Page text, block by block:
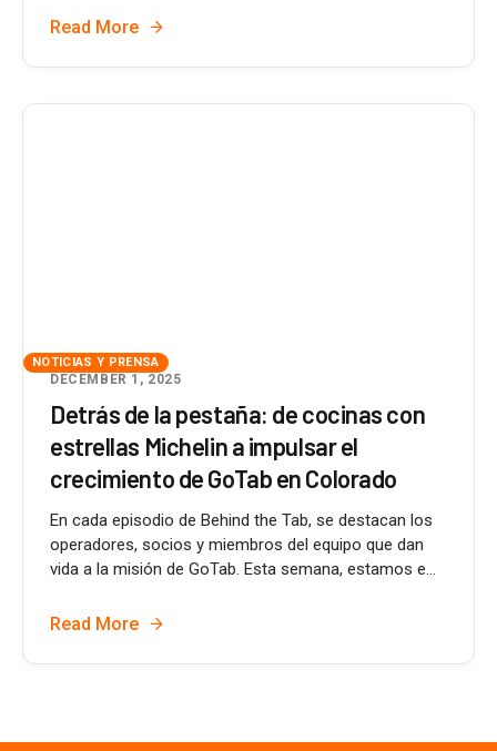
Read More
NOTICIAS Y PRENSA
DECEMBER 1, 2025
Detrás de la pestaña: de cocinas con
estrellas Michelin a impulsar el
crecimiento de GoTab en Colorado
En cada episodio de Behind the Tab, se destacan los
operadores, socios y miembros del equipo que dan
vida a la misión de GoTab. Esta semana, estamos e...
Read More